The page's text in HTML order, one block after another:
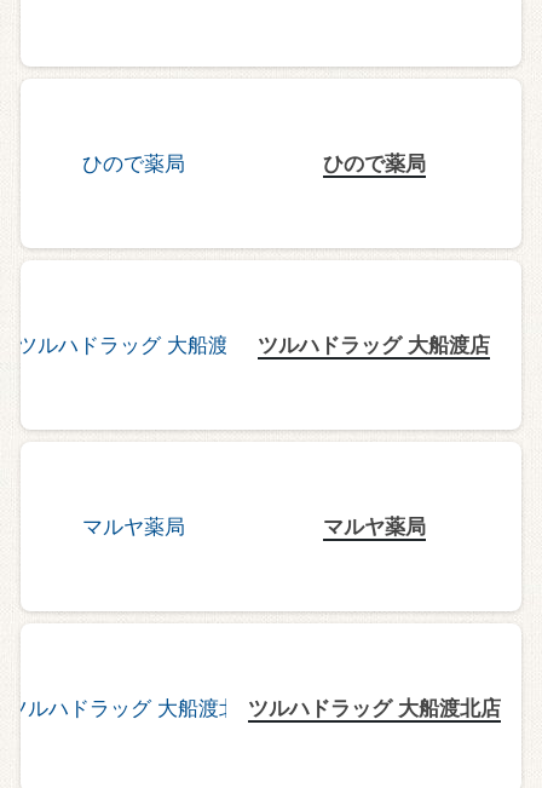
ひので薬局
ツルハドラッグ 大船渡店
マルヤ薬局
ツルハドラッグ 大船渡北店